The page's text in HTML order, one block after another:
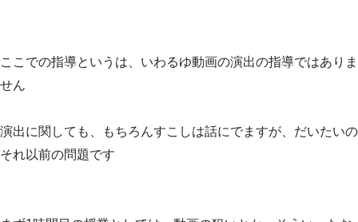
ここでの指導というは、いわるゆ動画の演出の指導ではありま
せん
演出に関しても、もちろんすこしは話にでますが、だいたいの
それ以前の問題です